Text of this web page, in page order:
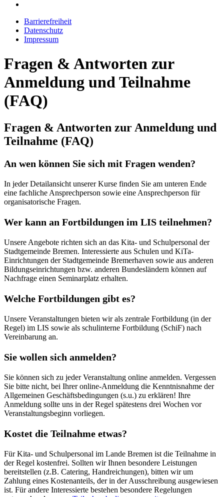
Barrierefreiheit
Datenschutz
Impressum
Fragen & Antworten zur
Anmeldung und Teilnahme
(FAQ)
Fragen & Antworten zur Anmeldung und
Teilnahme (FAQ)
An wen können Sie sich mit Fragen wenden?
In jeder Detailansicht unserer Kurse finden Sie am unteren Ende
eine fachliche Ansprechperson sowie eine Ansprechperson für
organisatorische Fragen.
Wer kann an Fortbildungen im LIS teilnehmen?
Unsere Angebote richten sich an das Kita- und Schulpersonal der
Stadtgemeinde Bremen. Interessierte aus Schulen und KiTa-
Einrichtungen der Stadtgemeinde Bremerhaven sowie aus anderen
Bildungseinrichtungen bzw. anderen Bundesländern können auf
Nachfrage einen Seminarplatz erhalten.
Welche Fortbildungen gibt es?
Unsere Veranstaltungen bieten wir als zentrale Fortbildung (in der
Regel) im LIS sowie als schulinterne Fortbildung (SchiF) nach
Vereinbarung an.
Sie wollen sich anmelden?
Sie können sich zu jeder Veranstaltung online anmelden. Vergessen
Sie bitte nicht, bei Ihrer online-Anmeldung die Kenntnisnahme der
Allgemeinen Geschäftsbedingungen (s.u.) zu erklären! Ihre
Anmeldung sollte uns in der Regel spätestens drei Wochen vor
Veranstaltungsbeginn vorliegen.
Kostet die Teilnahme etwas?
Für Kita- und Schulpersonal im Lande Bremen ist die Teilnahme in
der Regel kostenfrei. Sollten wir Ihnen besondere Leistungen
bereitstellen (z.B. Catering, Handreichungen), bitten wir um
Zahlung eines Kostenanteils, der in der Ausschreibung ausgewiesen
ist. Für andere Interessierte bestehen besondere Regelungen